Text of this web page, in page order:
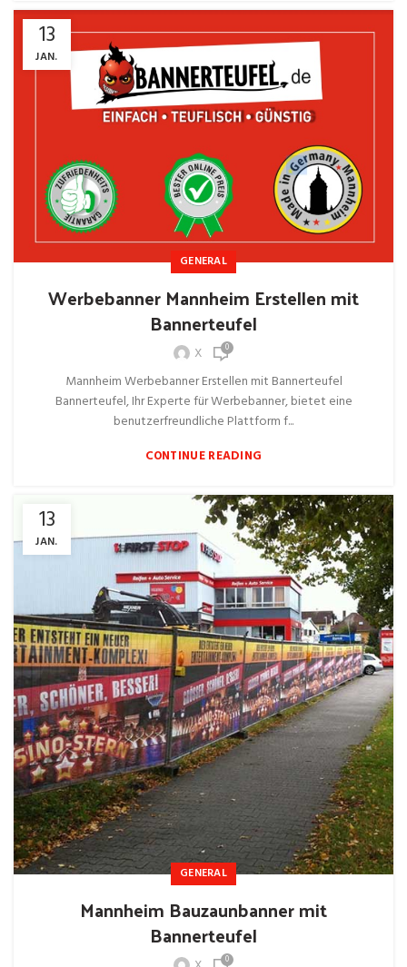
13
JAN.
GENERAL
Werbebanner Mannheim Erstellen mit
Bannerteufel
X 0
Mannheim Werbebanner Erstellen mit Bannerteufel
Bannerteufel, Ihr Experte für Werbebanner, bietet eine
benutzerfreundliche Plattform f...
CONTINUE READING
13
JAN.
GENERAL
Mannheim Bauzaunbanner mit
Bannerteufel
0